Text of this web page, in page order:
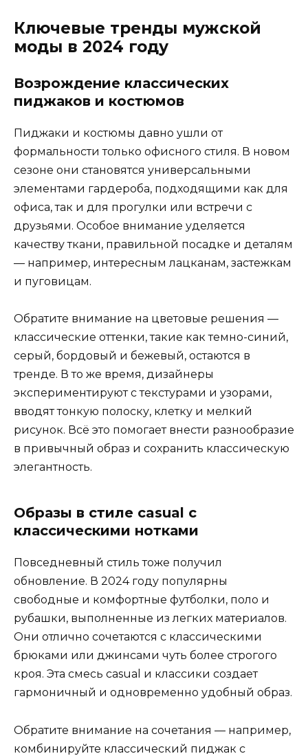
Ключевые тренды мужской
моды в 2024 году
Возрождение классических
пиджаков и костюмов
Пиджаки и костюмы давно ушли от
формальности только офисного стиля. В новом
сезоне они становятся универсальными
элементами гардероба, подходящими как для
офиса, так и для прогулки или встречи с
друзьями. Особое внимание уделяется
качеству ткани, правильной посадке и деталям
— например, интересным лацканам, застежкам
и пуговицам.
Обратите внимание на цветовые решения —
классические оттенки, такие как темно-синий,
серый, бордовый и бежевый, остаются в
тренде. В то же время, дизайнеры
экспериментируют с текстурами и узорами,
вводят тонкую полоску, клетку и мелкий
рисунок. Всё это помогает внести разнообразие
в привычный образ и сохранить классическую
элегантность.
Образы в стиле casual с
классическими нотками
Повседневный стиль тоже получил
обновление. В 2024 году популярны
свободные и комфортные футболки, поло и
рубашки, выполненные из легких материалов.
Они отлично сочетаются с классическими
брюками или джинсами чуть более строгого
кроя. Эта смесь casual и классики создает
гармоничный и одновременно удобный образ.
Обратите внимание на сочетания — например,
комбинируйте классический пиджак с